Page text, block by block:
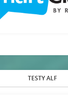
TESTY ALF